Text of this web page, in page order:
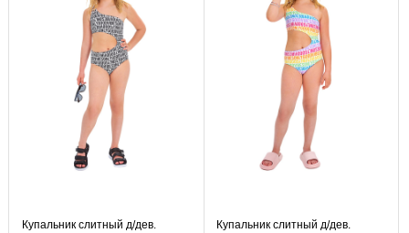
Купальник слитный д/дев.
Купальник слитный д/дев.